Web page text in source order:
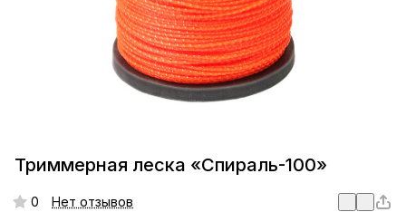
Триммерная леска «Спираль-100»
0 Нет отзывов